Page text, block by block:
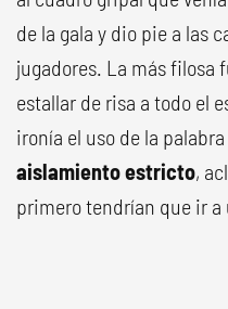
de la gala y dio pie a las
jugadores. La más filosa
estallar de risa a todo el
ironía el uso de la palabra
aislamiento estricto,
primero tendrían que ir